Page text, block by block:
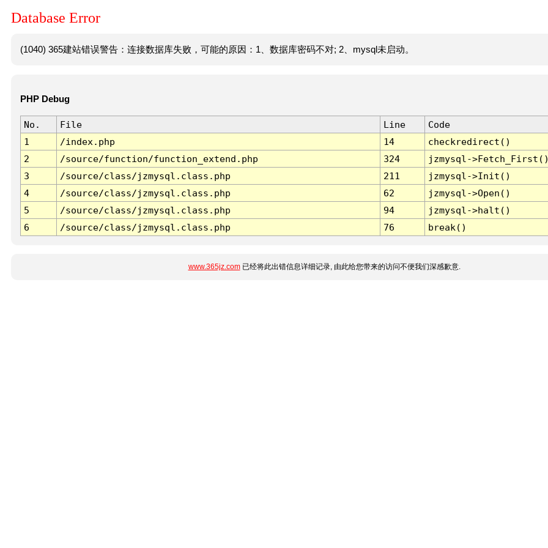
Database Error
(1040) 365建站错误警告：连接数据库失败，可能的原因：1、数据库密码不对; 2、mysql未启动。
PHP Debug
No. File Line
Code
1
/index.php 14
checkredirect()
2
/source/function/function_extend.php 324
jzmysql-
3
/source/class/jzmysql.class.php 211
jzmysql->Init()
4
/source/class/jzmysql.class.php 62
jzmysql->Open()
5
/source/class/jzmysql.class.php 94
jzmysql->halt()
6
/source/class/jzmysql.class.php 76 break()
www.365jz.com已经将此出错信息详细记录, 由此给您带来的访问不便我们深感歉意.